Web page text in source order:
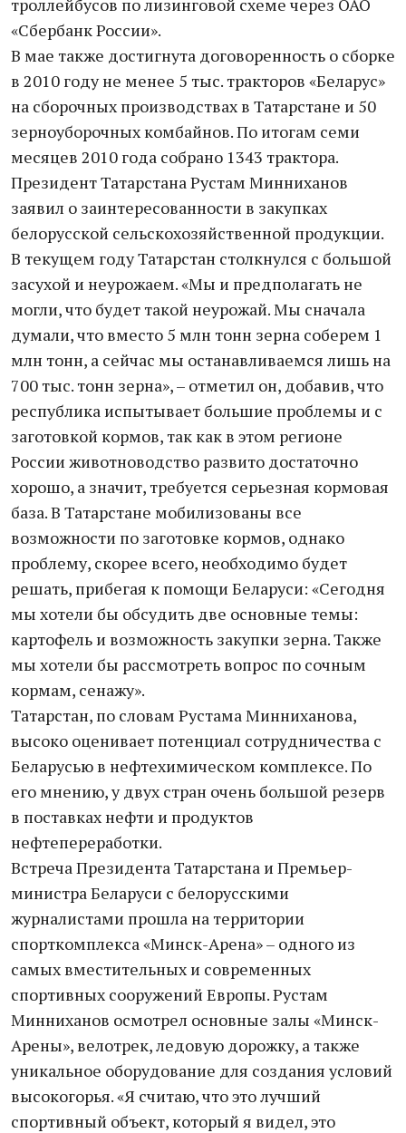
троллейбусов по лизинговой схеме через ОАО
«Сбербанк России».
В мае также достигнута договоренность о сборке
в 2010 году не менее 5 тыс. тракторов «Беларус»
на сборочных производствах в Татарстане и 50
зерноуборочных комбайнов. По итогам семи
месяцев 2010 года собрано 1343 трактора.
Президент Татарстана Рустам Минниханов
заявил о заинтересованности в закупках
белорусской сельскохозяйственной продукции.
В текущем году Татарстан столкнулся с большой
засухой и неурожаем. «Мы и предполагать не
могли, что будет такой неурожай. Мы сначала
думали, что вместо 5 млн тонн зерна соберем 1
млн тонн, а сейчас мы останавливаемся лишь на
700 тыс. тонн зерна», – отметил он, добавив, что
республика испытывает большие проблемы и с
заготовкой кормов, так как в этом регионе
России животноводство развито достаточно
хорошо, а значит, требуется серьезная кормовая
база. В Татарстане мобилизованы все
возможности по заготовке кормов, однако
проблему, скорее всего, необходимо будет
решать, прибегая к помощи Беларуси: «Сегодня
мы хотели бы обсудить две основные темы:
картофель и возможность закупки зерна. Также
мы хотели бы рассмотреть вопрос по сочным
кормам, сенажу».
Татарстан, по словам Рустама Минниханова,
высоко оценивает потенциал сотрудничества с
Беларусью в нефтехимическом комплексе. По
его мнению, у двух стран очень большой резерв
в поставках нефти и продуктов
нефтепереработки.
Встреча Президента Татарстана и Премьер-
министра Беларуси с белорусскими
журналистами прошла на территории
спорткомплекса «Минск-Арена» – одного из
самых вместительных и современных
спортивных сооружений Европы. Рустам
Минниханов осмотрел основные залы «Минск-
Арены», велотрек, ледовую дорожку, а также
уникальное оборудование для создания условий
высокогорья. «Я считаю, что это лучший
спортивный объект, который я видел, это